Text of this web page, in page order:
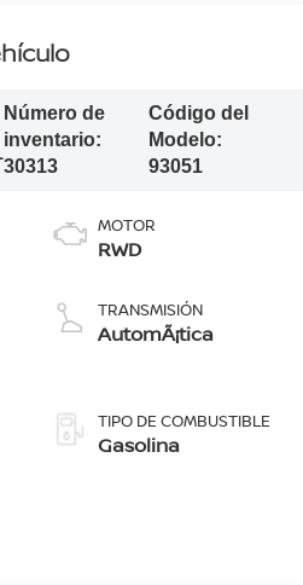
Número de
inventario:
30313
Código del
Modelo:
93051
MOTOR
RWD
TRANSMISIÓN
AutomÃ¡tica
TIPO DE COMBUSTIBLE
Gasolina